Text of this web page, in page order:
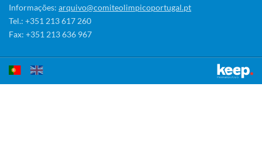
Informações: arquivo@comiteolimpicoportugal.pt
Tel.: +351 213 617 260
Fax: +351 213 636 967